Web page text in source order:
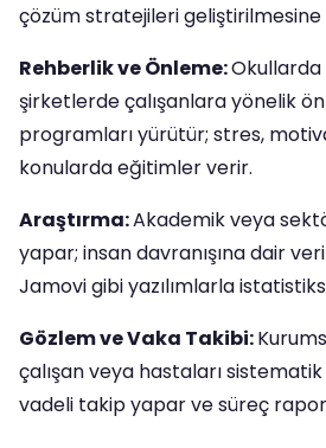
çözüm stratejileri geliştirilmesine
Rehberlik ve Önleme:
şirketlerde çalışanlara yönelik
programları yürütür; stres,
konularda eğitimler verir.
Araştırma:Akademik veya
yapar; insan davranışına dair
Jamovi gibi yazılımlarla
Gözlem ve Vaka Takibi:
çalışan veya hastaları
vadeli takip yapar ve süreç